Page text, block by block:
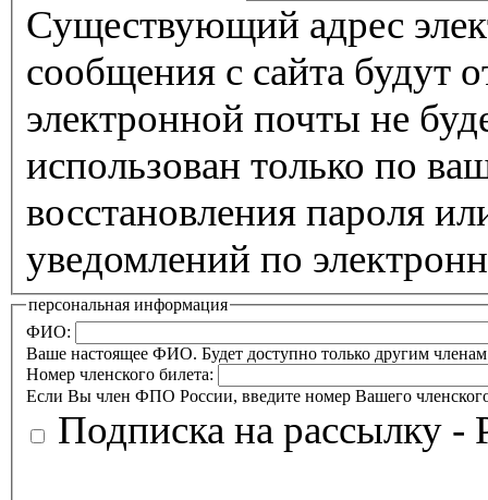
Существующий адрес
сообщения с сайта будут
электронной почты не
использован только по
восстановления пароля
уведомлений по
персональная информация
ФИО:
Ваше настоящее ФИО. Будет доступно только другим
Номер членского билета:
Если Вы член ФПО России, введите номер Вашего
Подписка на